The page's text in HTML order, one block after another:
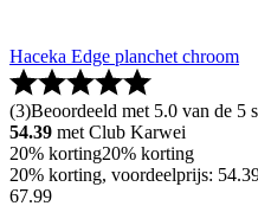
Haceka Edge planchet chroom
(3)Beoordeeld met 5.0 van de 5
54.39 met Club Karwei
20% korting20% korting
20% korting, voordeelprijs:
67.99